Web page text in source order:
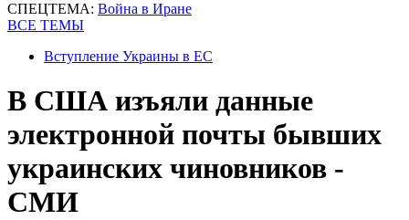
СПЕЦТЕМА: Война в Иране
ВСЕ ТЕМЫ
Вступление Украины в ЕС
В США изъяли данные
электронной почты бывших
украинских чиновников -
СМИ